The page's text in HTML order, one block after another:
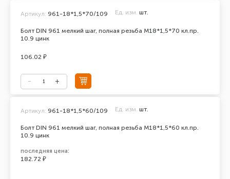
Болт DIN 961 мелкий шаг, полная резьба M18*1,5*70 кл.пр.
10.9 цинк
Артикул: 961-18*1,5*70/109 Ед. изм. шт.
106.02 ₽
Болт DIN 961 мелкий шаг, полная резьба M18*1,5*60 кл.пр.
10.9 цинк
Артикул: 961-18*1,5*60/109 Ед. изм. шт.
последняя цена:
182.72 ₽